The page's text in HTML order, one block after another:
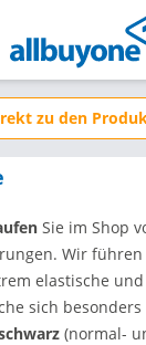
zu den
Sie im Shop
Wir führen
elastische
sich
(normal-